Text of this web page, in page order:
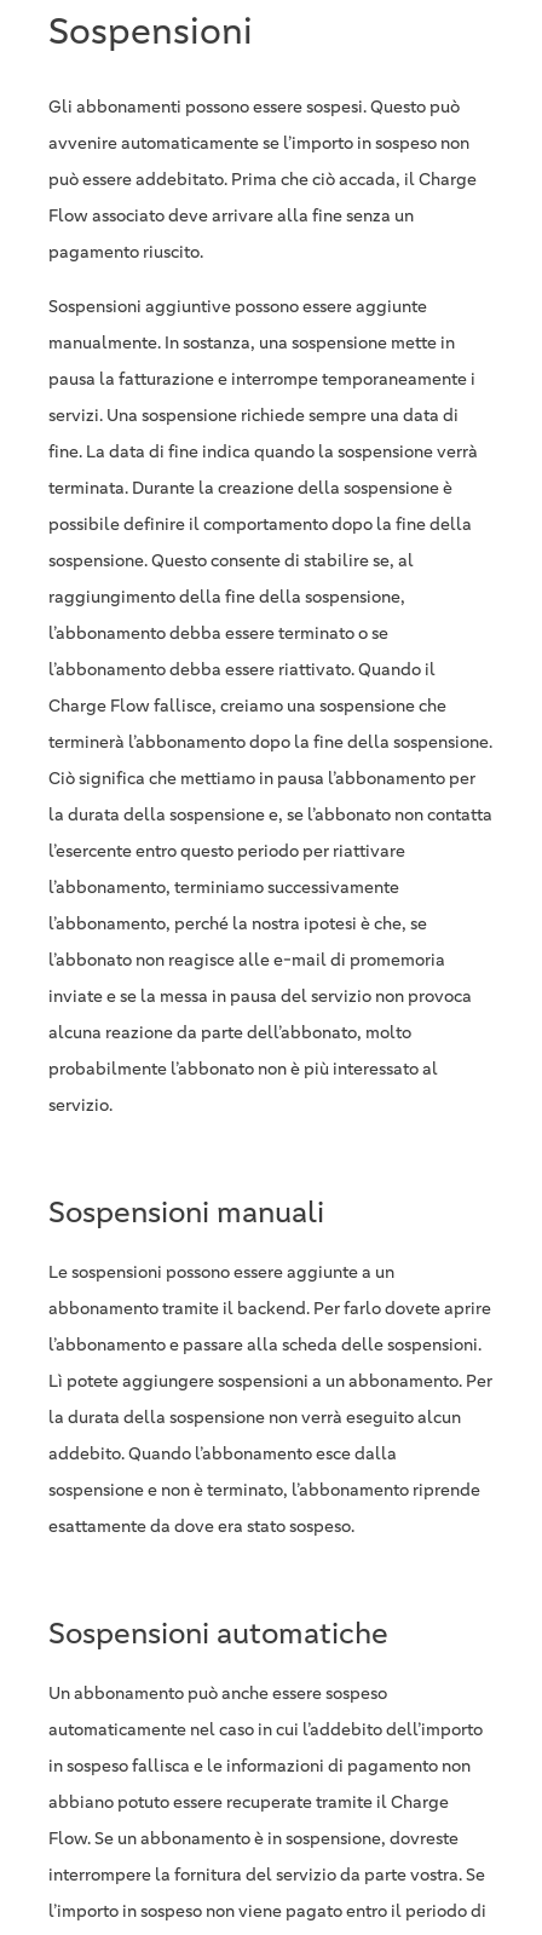
Sospensioni
Gli abbonamenti possono essere sospesi. Questo può
avvenire automaticamente se l’importo in sospeso non
può essere addebitato. Prima che ciò accada, il Charge
Flow associato deve arrivare alla fine senza un
pagamento riuscito.
Sospensioni aggiuntive possono essere aggiunte
manualmente. In sostanza, una sospensione mette in
pausa la fatturazione e interrompe temporaneamente i
servizi. Una sospensione richiede sempre una data di
fine. La data di fine indica quando la sospensione verrà
terminata. Durante la creazione della sospensione è
possibile definire il comportamento dopo la fine della
sospensione. Questo consente di stabilire se, al
raggiungimento della fine della sospensione,
l’abbonamento debba essere terminato o se
l’abbonamento debba essere riattivato. Quando il
Charge Flow fallisce, creiamo una sospensione che
terminerà l’abbonamento dopo la fine della sospensione.
Ciò significa che mettiamo in pausa l’abbonamento per
la durata della sospensione e, se l’abbonato non contatta
l’esercente entro questo periodo per riattivare
l’abbonamento, terminiamo successivamente
l’abbonamento, perché la nostra ipotesi è che, se
l’abbonato non reagisce alle e-mail di promemoria
inviate e se la messa in pausa del servizio non provoca
alcuna reazione da parte dell’abbonato, molto
probabilmente l’abbonato non è più interessato al
servizio.
Sospensioni manuali
Le sospensioni possono essere aggiunte a un
abbonamento tramite il backend. Per farlo dovete aprire
l’abbonamento e passare alla scheda delle sospensioni.
Lì potete aggiungere sospensioni a un abbonamento. Per
la durata della sospensione non verrà eseguito alcun
addebito. Quando l’abbonamento esce dalla
sospensione e non è terminato, l’abbonamento riprende
esattamente da dove era stato sospeso.
Sospensioni automatiche
Un abbonamento può anche essere sospeso
automaticamente nel caso in cui l’addebito dell’importo
in sospeso fallisca e le informazioni di pagamento non
abbiano potuto essere recuperate tramite il Charge
Flow. Se un abbonamento è in sospensione, dovreste
interrompere la fornitura del servizio da parte vostra. Se
l’importo in sospeso non viene pagato entro il periodo di